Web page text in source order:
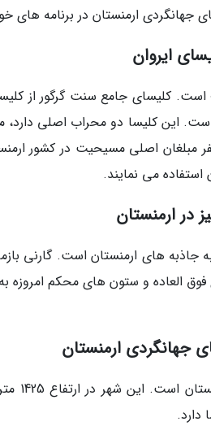
جهانگردی ارمنستان در برنامه های
ایروان
است. کلیسای جامع سنت گرگور از
شده است. این کلیسا دو محراب اصلی
مبلغان اصلی مسیحیت در کشور
استفاده می نمایند.
در ارمنستان
جاذبه های ارمنستان است. گارنی
فوق العاده و ستون های محکم امروزه
جهانگردی ارمنستان
دارد.